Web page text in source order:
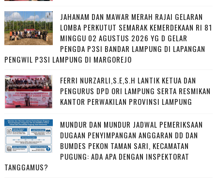
JAHANAM DAN MAWAR MERAH RAJAI GELARAN
LOMBA PERKUTUT SEMARAK KEMERDEKAAN RI 81
MINGGU 02 AGUSTUS 2026 YG D GELAR
PENGDA P3SI BANDAR LAMPUNG DI LAPANGAN
PENGWIL P3SI LAMPUNG DI MARGOREJO
FERRI NURZARLI,S.E,S.H LANTIK KETUA DAN
PENGURUS DPD ORI LAMPUNG SERTA RESMIKAN
KANTOR PERWAKILAN PROVINSI LAMPUNG
MUNDUR DAN MUNDUR JADWAL PEMERIKSAAN
DUGAAN PENYIMPANGAN ANGGARAN DD DAN
BUMDES PEKON TAMAN SARI, KECAMATAN
PUGUNG: ADA APA DENGAN INSPEKTORAT
TANGGAMUS?